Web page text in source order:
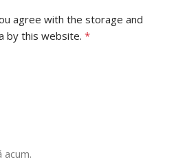
acum.
agree with the storage and
by this website. *